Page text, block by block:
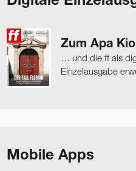
Zum Apa
… und die ff als
Einzelausgabe
Mobile Apps